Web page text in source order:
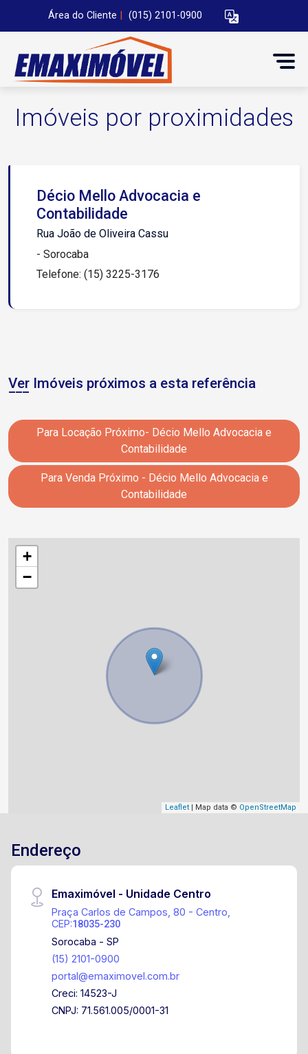
Área do Cliente (015) 2101-0900
Imóveis por proximidades
Décio Mello Advocacia e
Contabilidade
Rua João de Oliveira Cassu
- Sorocaba
Telefone: (15) 3225-3176
Ver Imóveis próximos a esta referência
Para Locação Próximo- Décio Mello Advocacia e
Contabilidade
Para Venda Próximo - Décio Mello Advocacia e
Contabilidade
+
−
Leaflet | Map data © OpenStreetMap
Endereço
Emaximóvel - Unidade Centro
Praça Carlos de Campos, 80 - Centro,
CEP:18035-230
Sorocaba - SP
(15) 2101-0900
portal@emaximovel.com.br
Creci: 14523-J
CNPJ: 71.561.005/0001-31